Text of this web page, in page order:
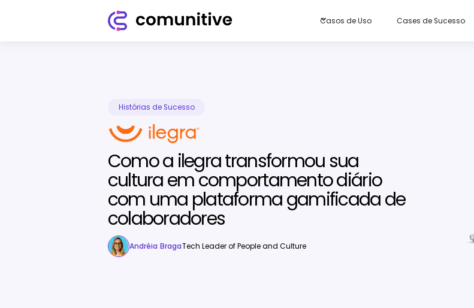
Casos de Uso Cases de Sucesso
Histórias de Sucesso
Como a ilegra transformou sua
cultura em comportamento diário
com uma plataforma gamificada de
colaboradores
Andréia BragaTech Leader of People and Culture